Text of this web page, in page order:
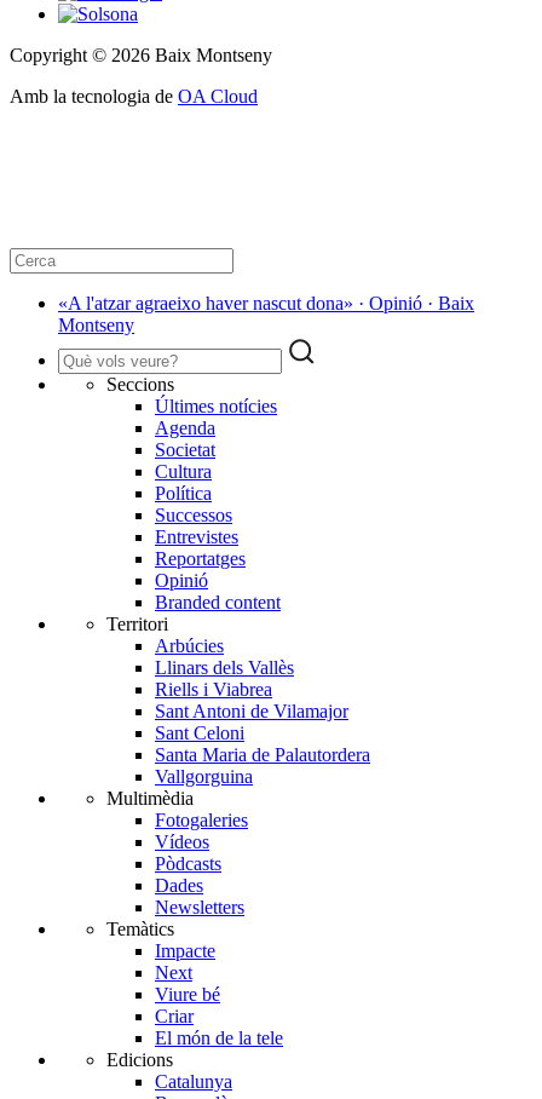
Copyright © 2026 Baix Montseny
Amb la tecnologia de OA Cloud
«A l'atzar agraeixo haver nascut dona» · Opinió · Baix
Montseny
Seccions
Últimes notícies
Agenda
Societat
Cultura
Política
Successos
Entrevistes
Reportatges
Opinió
Branded content
Territori
Arbúcies
Llinars dels Vallès
Riells i Viabrea
Sant Antoni de Vilamajor
Sant Celoni
Santa Maria de Palautordera
Vallgorguina
Multimèdia
Fotogaleries
Vídeos
Pòdcasts
Dades
Newsletters
Temàtics
Impacte
Next
Viure bé
Criar
El món de la tele
Edicions
Catalunya